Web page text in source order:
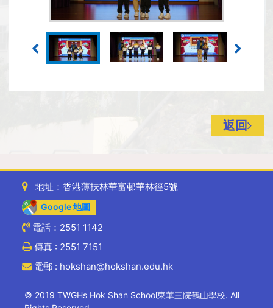
返回
地址：香港薄扶林華富邨華林徑5號
Google 地圖
電話：2551 1142
傳真 : 2551 7151
電郵 : hokshan@hokshan.edu.hk
© 2019 TWGHs Hok Shan School東華三院鶴山學校. All